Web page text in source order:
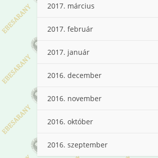
2017. március
2017. február
2017. január
2016. december
2016. november
2016. október
2016. szeptember